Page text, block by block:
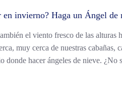
en invierno? Haga un Ángel de
el viento fresco de las alturas
muy cerca de nuestras cabañas,
donde hacerángeles de nieve. ¿No